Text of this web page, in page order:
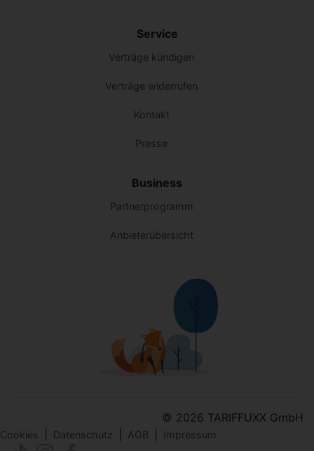
Service
Verträge kündigen
Verträge widerrufen
Kontakt
Presse
Business
Partnerprogramm
Anbieterübersicht
© 2026 TARIFFUXX GmbH
Cookies Datenschutz AGB Impressum